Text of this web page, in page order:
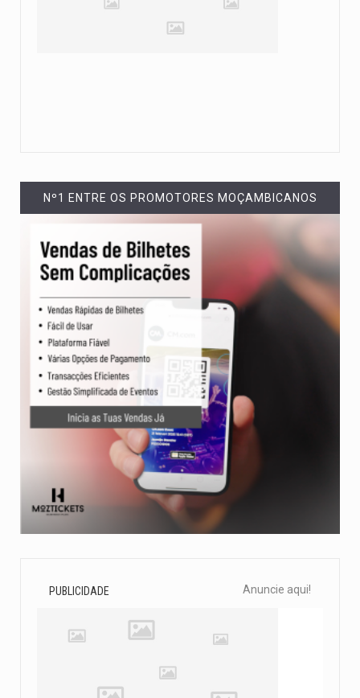
Nº1 ENTRE OS PROMOTORES MOÇAMBICANOS
PUBLICIDADE Anuncie aqui!